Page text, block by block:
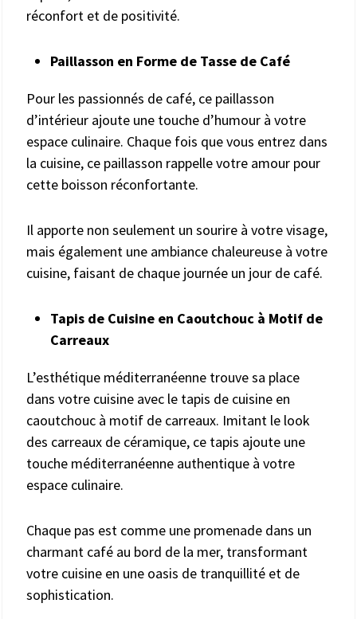
réconfort et de positivité.
Paillasson en Forme de Tasse de Café
Pour les passionnés de café, ce paillasson
d’intérieur ajoute une touche d’humour à votre
espace culinaire. Chaque fois que vous entrez dans
la cuisine, ce paillasson rappelle votre amour pour
cette boisson réconfortante.
Il apporte non seulement un sourire à votre visage,
mais également une ambiance chaleureuse à votre
cuisine, faisant de chaque journée un jour de café.
Tapis de Cuisine en Caoutchouc à Motif de
Carreaux
L’esthétique méditerranéenne trouve sa place
dans votre cuisine avec le tapis de cuisine en
caoutchouc à motif de carreaux. Imitant le look
des carreaux de céramique, ce tapis ajoute une
touche méditerranéenne authentique à votre
espace culinaire.
Chaque pas est comme une promenade dans un
charmant café au bord de la mer, transformant
votre cuisine en une oasis de tranquillité et de
sophistication.